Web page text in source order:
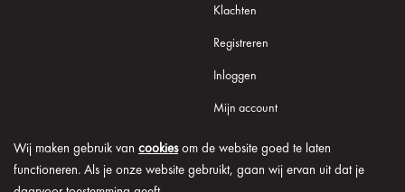
Wij maken gebruik van cookiesom de website goed te laten
functioneren. Als je onze website gebruikt, gaan wij ervan uit dat je
Klachten
Registreren
Inloggen
Mijn account